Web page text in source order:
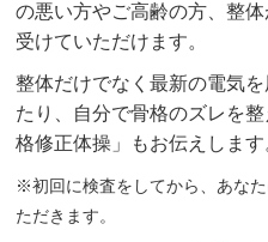
の悪い方やご高齢の方、整
受けていただけます。
整体だけでなく最新の電気
たり、自分で骨格のズレを
格修正体操」もお伝えします
※初回に検査をしてから、あな
ただきます。